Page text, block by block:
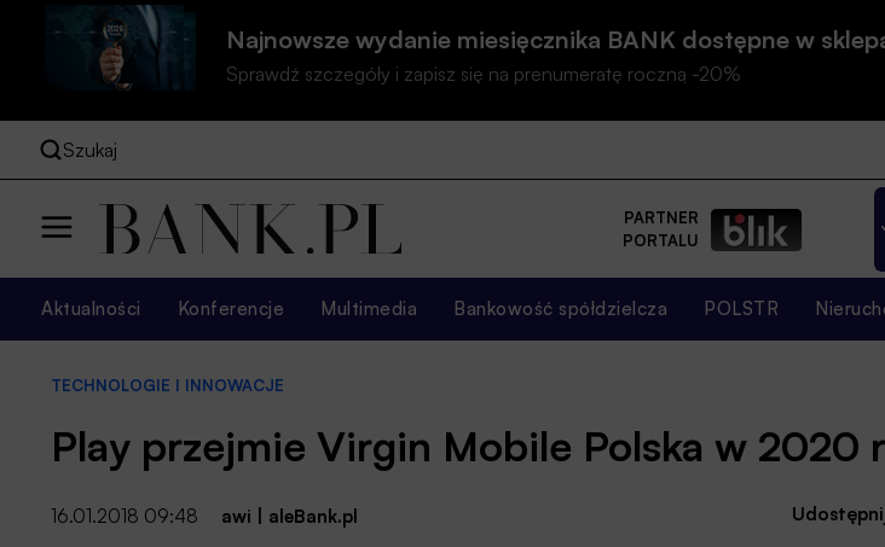
Najnowsze wydanie miesięcznika BANK dostępne w
Sprawdź szczegóły i zapisz się na prenumeratę roczną -20%
Szukaj
PARTNER
PORTALU
Aktualności Konferencje Multimedia Bankowość spółdzielcza POLSTR
TECHNOLOGIE I INNOWACJE
Play przejmie Virgin Mobile Polska w 2020
16.01.2018 09:48 awi aleBank.pl